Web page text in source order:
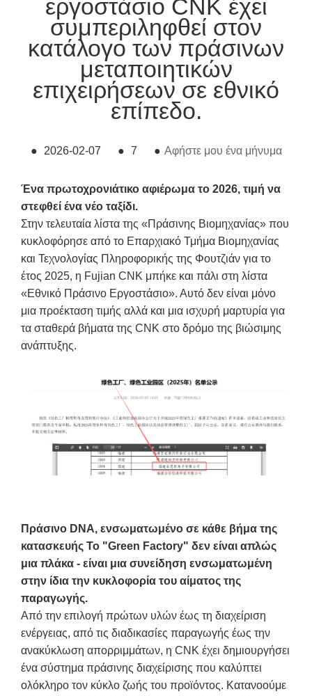
εργοστάσιο CNK έχει
συμπεριληφθεί στον
κατάλογο των πράσινων
μεταποιητικών
επιχειρήσεων σε εθνικό
επίπεδο.
● 2026-02-07 ● 7 ● Αφήστε μου ένα μήνυμα
Ένα πρωτοχρονιάτικο αφιέρωμα το 2026, τιμή να
στεφθεί ένα νέο ταξίδι.
Στην τελευταία λίστα της «Πράσινης Βιομηχανίας» που
κυκλοφόρησε από το Επαρχιακό Τμήμα Βιομηχανίας
και Τεχνολογίας Πληροφορικής της Φουτζιάν για το
έτος 2025, η Fujian CNK μπήκε και πάλι στη λίστα
«Εθνικό Πράσινο Εργοστάσιο». Αυτό δεν είναι μόνο
μια προέκταση τιμής αλλά και μια ισχυρή μαρτυρία για
τα σταθερά βήματα της CNK στο δρόμο της βιώσιμης
ανάπτυξης.
Πράσινο DNA, ενσωματωμένο σε κάθε βήμα της
κατασκευής Το "Green Factory" δεν είναι απλώς
μια πλάκα - είναι μια συνείδηση ​​ενσωματωμένη
στην ίδια την κυκλοφορία του αίματος της
παραγωγής.
Από την επιλογή πρώτων υλών έως τη διαχείριση
ενέργειας, από τις διαδικασίες παραγωγής έως την
ανακύκλωση απορριμμάτων, η CNK έχει δημιουργήσει
ένα σύστημα πράσινης διαχείρισης που καλύπτει
ολόκληρο τον κύκλο ζωής του προϊόντος. Κατανοούμε